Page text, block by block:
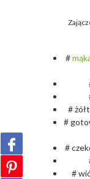
#
#
#
#
#